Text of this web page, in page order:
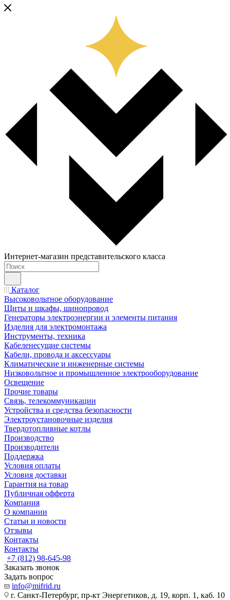
Интернет-магазин представительского класса
Каталог
Высоковольтное оборудование
Щиты и шкафы, шинопровод
Генераторы электроэнергии и элементы питания
Изделия для электромонтажа
Инструменты, техника
Кабеленесущие системы
Кабели, провода и аксессуары
Климатические и инженерные системы
Низковольтное и промышленное электрооборудование
Освещение
Прочие товары
Связь, телекоммуникации
Устройства и средства безопасности
Электроустановочные изделия
Твердотопливные котлы
Производство
Производители
Поддержка
Условия оплаты
Условия доставки
Гарантия на товар
Публичная офферта
Компания
О компании
Статьи и новости
Отзывы
Контакты
Контакты
+7 (812) 98-645-98
Заказать звонок
Задать вопрос
info@mifrid.ru
г. Санкт-Петербург, пр-кт Энергетиков, д. 19, корп. 1, каб. 10